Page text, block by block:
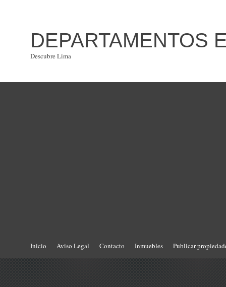
DEPARTAMENTOS
Descubre Lima
Inicio Aviso Legal Contacto Inmuebles Publicar